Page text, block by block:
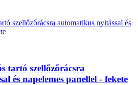
tartó szellőzőrácsra
és napelemes panellel - fekete